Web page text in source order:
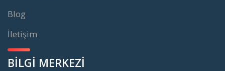
Blog
İletişim
BİLGİ MERKEZİ